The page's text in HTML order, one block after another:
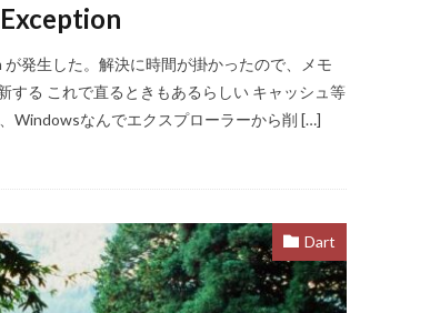
発生した。解決に時間が掛かったので、メモ
する これで直るときもあるらしい キャッシュ等
Windowsなんでエクスプローラーから削 […]
Dart